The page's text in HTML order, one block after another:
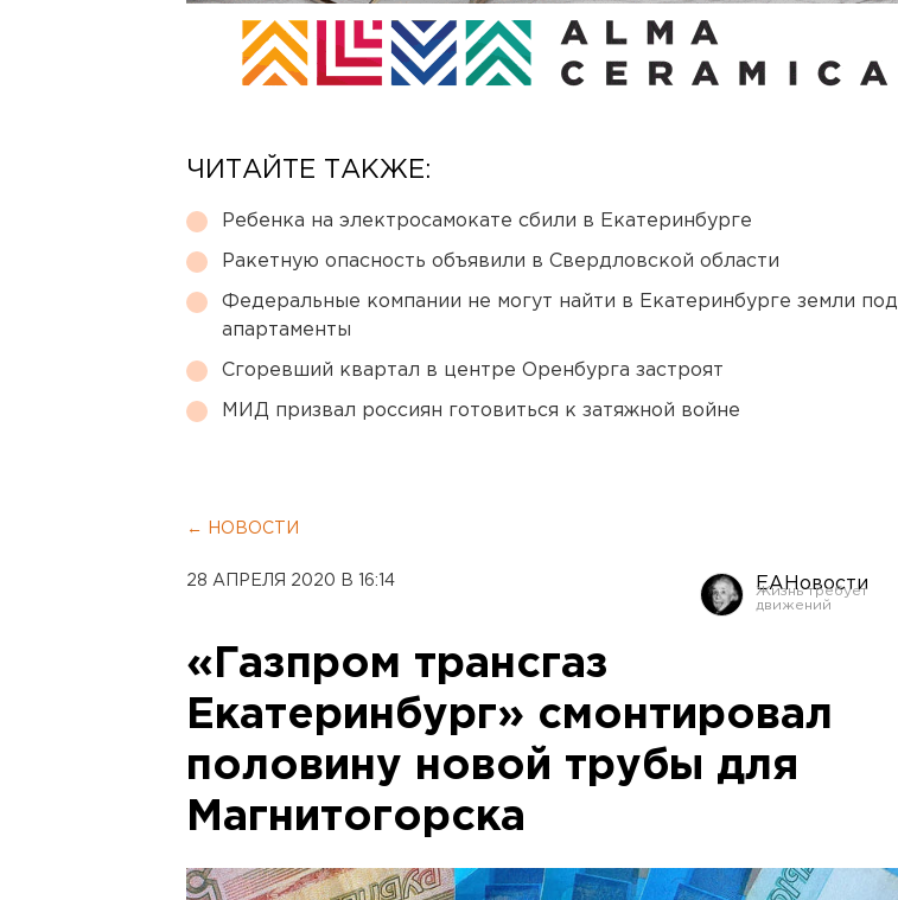
ЧИТАЙТЕ ТАКЖЕ:
Ребенка на электросамокате сбили в Екатеринбурге
Ракетную опасность объявили в Свердловской области
Федеральные компании не могут найти в Екатеринбурге земли под
апартаменты
Сгоревший квартал в центре Оренбурга застроят
МИД призвал россиян готовиться к затяжной войне
← НОВОСТИ
28 АПРЕЛЯ 2020 В 16:14 ЕАНовости
«Газпром трансгаз
Екатеринбург» смонтировал
половину новой трубы для
Магнитогорска